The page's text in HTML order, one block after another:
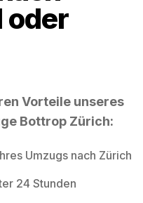
oder
Vorteile unseres
Bottrop Zürich:
Umzugs nach Zürich
24 Stunden